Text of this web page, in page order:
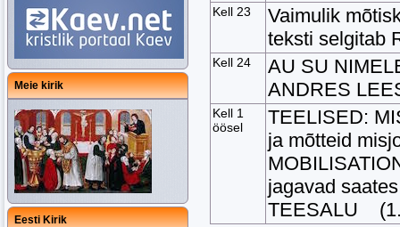
Meie kirik
Eesti Kirik
Kell 23
Vaimulik
teksti selgitab
Kell 24
AU SU
ANDRES
Kell 1
öösel
TEELISED:
ja mõtteid
jagavad
TEESALU (1.